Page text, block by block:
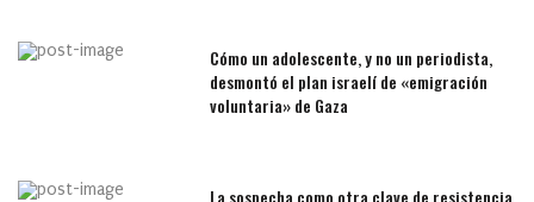
Cómo un adolescente, y no un periodista,
desmontó el plan israelí de «emigración
voluntaria» de Gaza
La sospecha como otra clave de resistencia